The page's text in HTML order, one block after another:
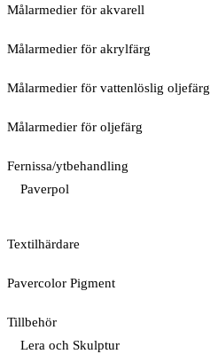
Målarmedier för akvarell
Målarmedier för akrylfärg
Målarmedier för vattenlöslig oljefärg
Målarmedier för oljefärg
Fernissa/ytbehandling
Paverpol
Textilhärdare
Pavercolor Pigment
Tillbehör
Lera och Skulptur